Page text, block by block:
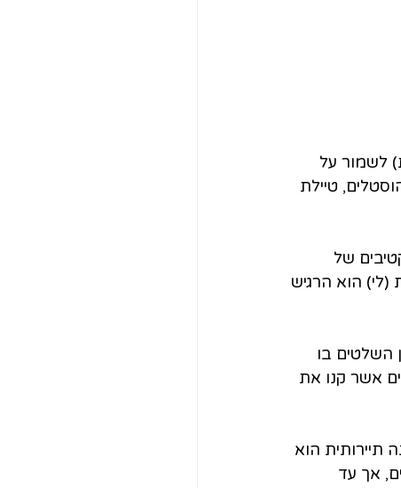
לשמור על
טיילת
של
הוא הרגיש
השלטים בו
אשר קנו את
הוא
אך עד